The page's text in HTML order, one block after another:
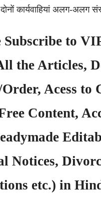
कार्यवाहियां अलग-अलग
Subscribe to
the Articles,
Acess to
Content,
Notices,
etc.) in